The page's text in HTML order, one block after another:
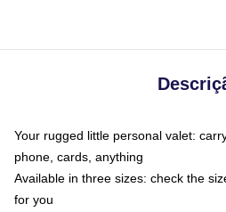
Your rugged little personal valet:
phone, cards, anything
Available in three sizes: check the
for you